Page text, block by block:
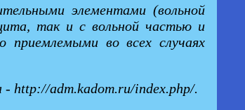
элементами (вольной
так и с вольной частью и
приемлемыми во всех случаях
http://adm.kadom.ru/index.php/.